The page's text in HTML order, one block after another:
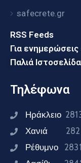
safecrete.gr
RSS Feeds
Για
Παλιά
Τηλέφωνα
Ηράκλειο
Χανιά
Ρέθυμνο